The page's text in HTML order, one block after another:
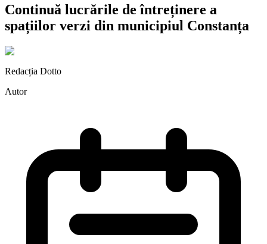
Continuă lucrările de întreținere a
spațiilor verzi din municipiul Constanța
Redacția Dotto
Autor